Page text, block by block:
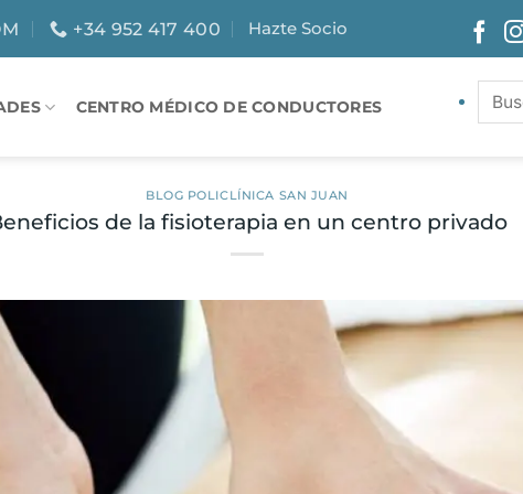
+34 952 417 400 Hazte Socio
CENTRO MÉDICO DE CONDUCTORES
BLOG POLICLÍNICA SAN JUAN
de la fisioterapia en un centro privado